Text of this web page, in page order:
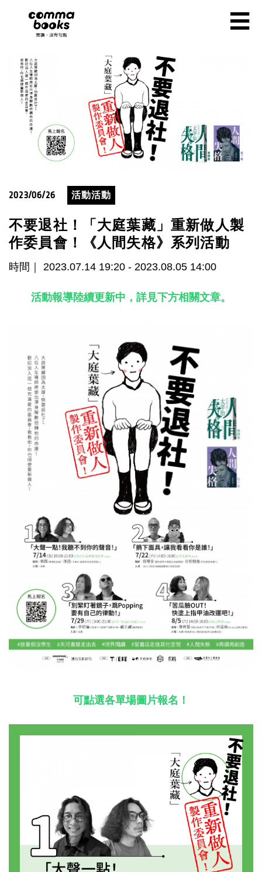
☰
2023/06/26 活動活動
不要退社！「大庭葉藏」重新做人製
作委員會！《人間失格》系列活動
時間｜ 2023.07.14 19:20 - 2023.08.05 14:00
活動報導陸續更新中，詳見下方相關文章。
可點選各單場圖片報名！